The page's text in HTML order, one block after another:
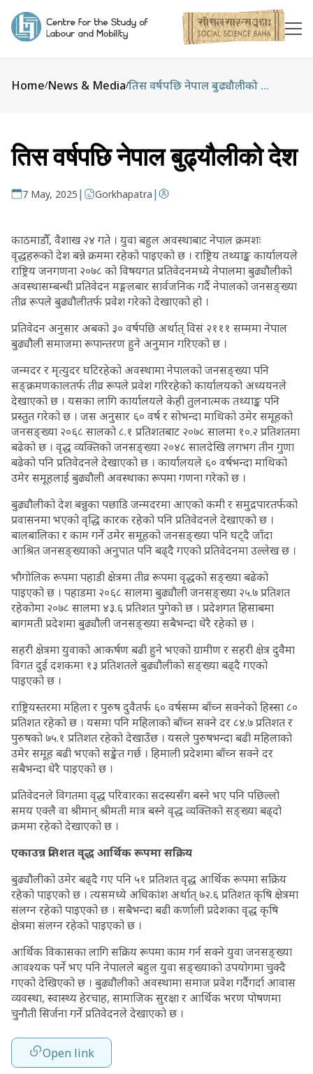
Home/News & Media/ तिस वर्षपछि नेपाल बुढ्यौलीको देश
तिस वर्षपछि नेपाल बुढ्यौलीको देश
7 May, 2025 | Gorkhapatra |
काठमाडौँ, वैशाख २४ गते । युवा बहुल अवस्थाबाट नेपाल क्रमशः
वृद्धहरूको देश बन्ने क्रममा रहेको पाइएको छ । राष्ट्रिय तथ्याङ्क कार्यालयले
राष्ट्रिय जनगणना २०७८ को विषयगत प्रतिवेदनमध्ये नेपालमा बुढ्यौलीको
अवस्थासम्बन्धी प्रतिवेदन मङ्गलबार सार्वजनिक गर्दै नेपालको जनसङ्ख्या
तीव्र रूपले बुढ्यौलीतर्फ प्रवेश गरेको देखाएको हो ।
प्रतिवेदन अनुसार अबको ३० वर्षपछि अर्थात् विसं २१११ सम्ममा नेपाल
बुढ्यौली समाजमा रूपान्तरण हुने अनुमान गरिएको छ ।
जन्मदर र मृत्युदर घटिरहेको अवस्थामा नेपालको जनसङ्ख्या पनि
सङ्क्रमणकालतर्फ तीव्र रूपले प्रवेश गरिरहेको कार्यालयको अध्ययनले
देखाएको छ । यसका लागि कार्यालयले केही तुलनात्मक तथ्याङ्क पनि
प्रस्तुत गरेको छ । जस अनुसार ६० वर्ष र सोभन्दा माथिको उमेर समूहको
जनसङ्ख्या २०६८ सालको ८.१ प्रतिशतबाट २०७८ सालमा १०.२ प्रतिशतमा
बढेको छ । वृद्ध व्यक्तिको जनसङ्ख्या २०४८ सालदेखि लगभग तीन गुणा
बढेको पनि प्रतिवेदनले देखाएको छ । कार्यालयले ६० वर्षभन्दा माथिको
उमेर समूहलाई बुढ्यौली अवस्थाका रूपमा गणना गरेको छ ।
बुढ्यौलीको देश बन्नुका पछाडि जन्मदरमा आएको कमी र समुद्रपारतर्फको
प्रवासनमा भएको वृद्धि कारक रहेको पनि प्रतिवेदनले देखाएको छ ।
बालबालिका र काम गर्ने उमेर समूहको जनसङ्ख्या पनि घट्दै जाँदा
आश्रित जनसङ्ख्याको अनुपात पनि बढ्दै गएको प्रतिवेदनमा उल्लेख छ ।
भौगोलिक रूपमा पहाडी क्षेत्रमा तीव्र रूपमा वृद्धको सङ्ख्या बढेको
पाइएको छ । पहाडमा २०६८ सालमा बुढ्यौली जनसङ्ख्या २५.७ प्रतिशत
रहेकोमा २०७८ सालमा ४३.६ प्रतिशत पुगेको छ । प्रदेशगत हिसाबमा
बागमती प्रदेशमा बुढ्यौली जनसङ्ख्या सबैभन्दा धेरै रहेको छ ।
सहरी क्षेत्रमा युवाको आकर्षण बढी हुने भएको ग्रामीण र सहरी क्षेत्र दुवैमा
विगत दुई दशकमा १३ प्रतिशतले बुढ्यौलीको सङ्ख्या बढ्दै गएको
पाइएको छ ।
राष्ट्रियस्तरमा महिला र पुरुष दुवैतर्फ ६० वर्षसम्म बाँच्न सक्नेको हिस्सा ८०
प्रतिशत रहेको छ । यसमा पनि महिलाको बाँच्न सक्ने दर ८४.७ प्रतिशत र
पुरुषको ७५.१ प्रतिशत रहेको देखाउँछ । यसले पुरुषभन्दा बढी महिलाको
उमेर समूह बढी भएको सङ्केत गर्छ । हिमाली प्रदेशमा बाँच्न सक्ने दर
सबैभन्दा धेरै पाइएको छ ।
प्रतिवेदनले विगतमा वृद्ध परिवारका सदस्यसँग बस्ने भए पनि पछिल्लो
समय एक्लै वा श्रीमान् श्रीमती मात्र बस्ने वृद्ध व्यक्तिको सङ्ख्या बढ्दो
क्रममा रहेको देखाएको छ ।
एकाउन्न प्रतिशत वृद्ध आर्थिक रूपमा सक्रिय
बुढ्यौलीको उमेर बढ्दै गए पनि ५१ प्रतिशत वृद्ध आर्थिक रूपमा सक्रिय
रहेको पाइएको छ । त्यसमध्ये अधिकांश अर्थात् ७२.६ प्रतिशत कृषि क्षेत्रमा
संलग्न रहेको पाइएको छ । सबैभन्दा बढी कर्णाली प्रदेशका वृद्ध कृषि
क्षेत्रमा संलग्न रहेको पाइएको छ ।
आर्थिक विकासका लागि सक्रिय रूपमा काम गर्न सक्ने युवा जनसङ्ख्या
आवश्यक पर्ने भए पनि नेपालले बहुल युवा सङ्ख्याको उपयोगमा चुक्दै
गएको देखिएको छ । बुढ्यौलीको अवस्थामा समाज प्रवेश गर्दैगर्दा आवास
व्यवस्था, स्वास्थ्य हेरचाह, सामाजिक सुरक्षा र आर्थिक भरण पोषणमा
चुनौती सिर्जना गर्ने प्रतिवेदनले देखाएको छ ।
Open link